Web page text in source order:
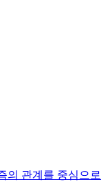
의 관계를 중심으로